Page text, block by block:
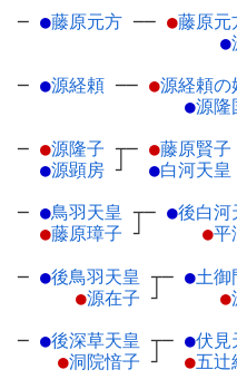
─ ●藤原元方 ── ●藤原元
●
─ ●源経頼 ── ●源経頼の
●源隆
─ ●源隆子 ┬
●源顕房 ┘
─ ●藤原賢子
●白河天皇
─ ●鳥羽天皇 ┬
●藤原璋子 ┘
─ ●後白河
●平
─ ●後鳥羽天皇 ┬
●源在子 ┘
─ ●土御
●
─ ●後深草天皇 ┬
●洞院愔子 ┘
─ ●伏見
●五辻